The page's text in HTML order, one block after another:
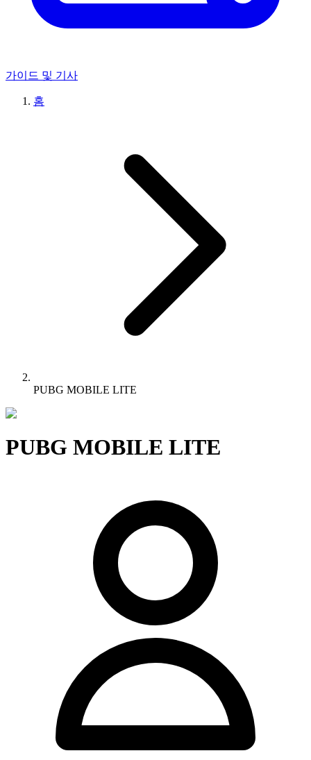
가이드 및 기사
홈
PUBG MOBILE LITE
PUBG MOBILE LITE